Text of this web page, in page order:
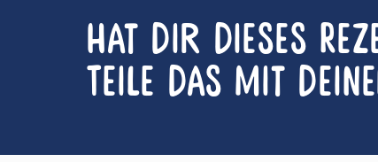
Hat dir dieses
Teile das mit